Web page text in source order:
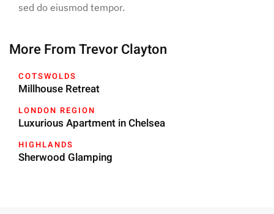
sed do eiusmod tempor.
More From Trevor Clayton
COTSWOLDS
Millhouse Retreat
LONDON REGION
Luxurious Apartment in Chelsea
HIGHLANDS
Sherwood Glamping